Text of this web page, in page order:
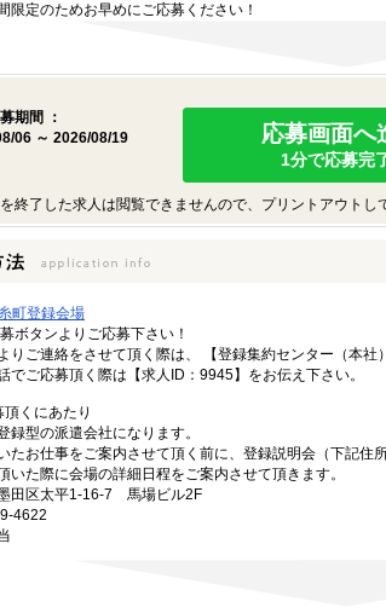
限定のためお早めにご応募ください！
期間 ：
06 ～ 2026/08/19
応募画面へ
1分で応募完
終了した求人は閲覧できませんので、プリントアウトし
町登録会場
ボタンよりご応募下さい！
りご連絡をさせて頂く際は、 【登録集約センター（本社
でご応募頂く際は【求人ID：9945】をお伝え下さい。
くにあたり
録型の派遣会社になります。
たお仕事をご案内させて頂く前に、登録説明会（下記住
いた際に会場の詳細日程をご案内させて頂きます。
田区太平1-16-7 馬場ビル2F
4622